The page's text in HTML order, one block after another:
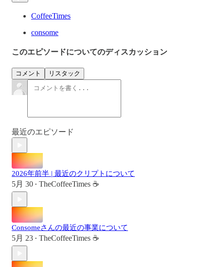
CoffeeTimes
consome
このエピソードについてのディスカッション
コメント リスタック
最近のエピソード
2026年前半 | 最近のクリプトについて
5月 30 • TheCoffeeTimes ☕
Consomeさんの最近の事業について
5月 23 • TheCoffeeTimes ☕